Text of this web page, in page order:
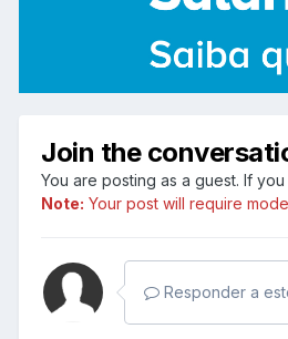
Join the
You are posting as a guest. If
Note: Your post will require
Responder a